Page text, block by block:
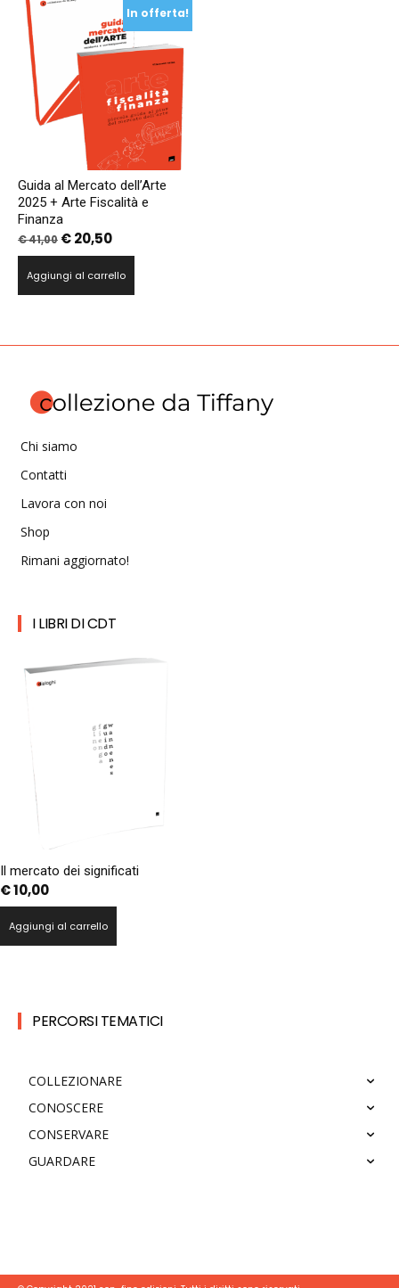
In offerta!
Guida al Mercato dell’Arte
2025 + Arte Fiscalità e
Finanza
€41,00 Il
prezzo
originale
€20,50Il
prezzo
attuale
Aggiungi al carrello
Chi siamo
Contatti
Lavora con noi
Shop
Rimani aggiornato!
I LIBRI DI CDT
Il mercato dei significati
€10,00
Aggiungi al carrello
PERCORSI TEMATICI
COLLEZIONARE
CONOSCERE
CONSERVARE
GUARDARE